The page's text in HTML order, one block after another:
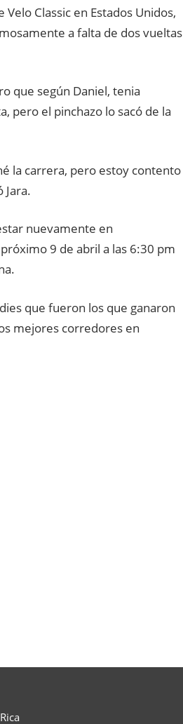
Classic en Estados Unidos,
a falta de dos vueltas
que según Daniel, tenia
pero el pinchazo lo sacó de la
la carrera, pero estoy contento
Jara.
nuevamente en
9 de abril a las 6:30 pm
que fueron los que ganaron
mejores corredores en